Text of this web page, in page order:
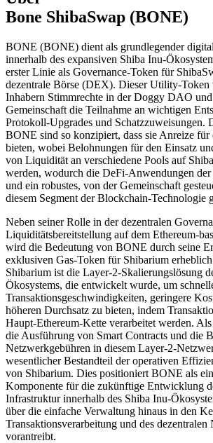
Bone ShibaSwap (BONE)
BONE (BONE) dient als grundlegender
innerhalb des expansiven Shiba Inu-
erster Linie als Governance-Token für
dezentrale Börse (DEX). Dieser Utility-Token
Inhabern Stimmrechte in der Doggy DAO
Gemeinschaft die Teilnahme an wichtigen
Protokoll-Upgrades und Schatzzuweisungen.
BONE sind so konzipiert, dass sie Anreize für
bieten, wobei Belohnungen für den Einsatz
von Liquidität an verschiedene Pools auf
werden, wodurch die DeFi-Anwendungen der
und ein robustes, von der Gemeinschaft
diesem Segment der Blockchain-Technologie
Neben seiner Rolle in der dezentralen
Liquiditätsbereitstellung auf dem Ethereum-
wird die Bedeutung von BONE durch seine
exklusiven Gas-Token für Shibarium
Shibarium ist die Layer-2-Skalierungslösung
Ökosystems, die entwickelt wurde, um
Transaktionsgeschwindigkeiten, geringere
höheren Durchsatz zu bieten, indem
Haupt-Ethereum-Kette verarbeitet werden.
die Ausführung von Smart Contracts und die
Netzwerkgebühren in diesem Layer-2-
wesentlicher Bestandteil der operativen
von Shibarium. Dies positioniert BONE als
Komponente für die zukünftige Entwicklung
Infrastruktur innerhalb des Shiba Inu-
über die einfache Verwaltung hinaus in den
Transaktionsverarbeitung und des dezentralen
vorantreibt.